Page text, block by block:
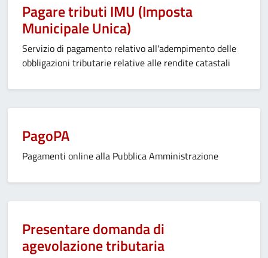
Pagare tributi IMU (Imposta
Municipale Unica)
Servizio di pagamento relativo all'adempimento delle
obbligazioni tributarie relative alle rendite catastali
PagoPA
Pagamenti online alla Pubblica Amministrazione
Presentare domanda di
agevolazione tributaria